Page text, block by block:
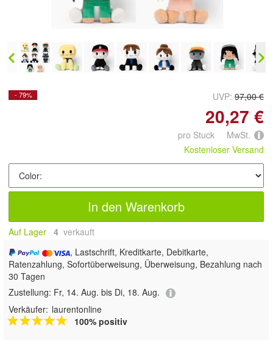
- 79% UVP: 97,00 €
20,27 €
pro Stuck MwSt.
Kostenloser Versand
In den Warenkorb
Auf Lager 4 verkauft
, Lastschrift, Kreditkarte, Debitkarte,
Ratenzahlung, Sofortüberweisung, Überweisung, Bezahlung nach
30 Tagen
Zustellung: Fr, 14. Aug. bis Di, 18. Aug.
Verkäufer: laurentonline
100% positiv